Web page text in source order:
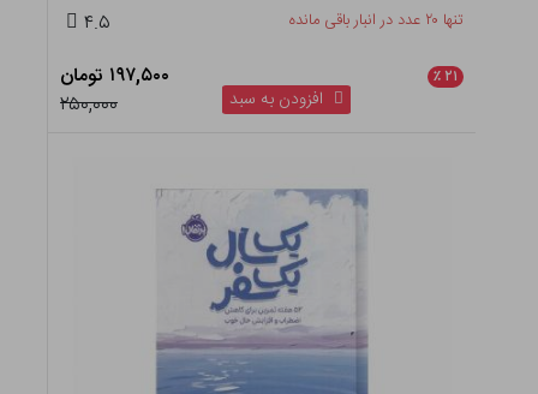
تنها ۲۰ عدد در انبار باقی مانده ۴.۵
۲۱ ٪
۱۹۷,۵۰۰ تومان
۲۵۰,۰۰۰
افزودن به سبد